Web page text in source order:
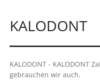
KALODONT
KALODONT - KALODONT
gebrauchen wir auch.